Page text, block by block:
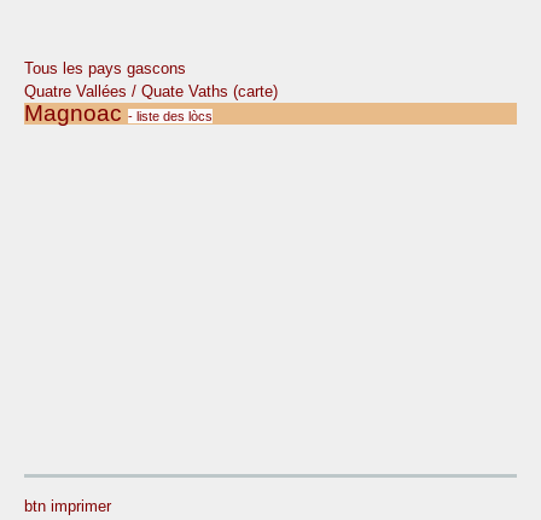
Tous les pays gascons
Quatre Vallées / Quate Vaths (carte)
Magnoac - liste des lòcs
btn imprimer